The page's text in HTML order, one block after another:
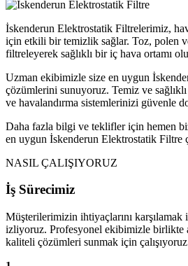
İskenderun Elektrostatik Filtrelerimiz,
için etkili bir temizlik sağlar. Toz, polen
filtreleyerek sağlıklı bir iç hava ortamı
Uzman ekibimizle size en uygun
çözümlerini sunuyoruz. Temiz ve
ve havalandırma sistemlerinizi güvenle
Daha fazla bilgi ve teklifler için hemen
en uygun İskenderun Elektrostatik Filtre
NASIL ÇALIŞIYORUZ
İş Sürecimiz
Müşterilerimizin ihtiyaçlarını karşılamak
izliyoruz. Profesyonel ekibimizle birlikte
kaliteli çözümleri sunmak için